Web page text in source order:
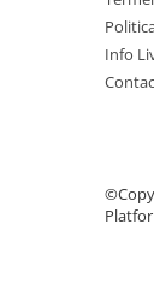
Info